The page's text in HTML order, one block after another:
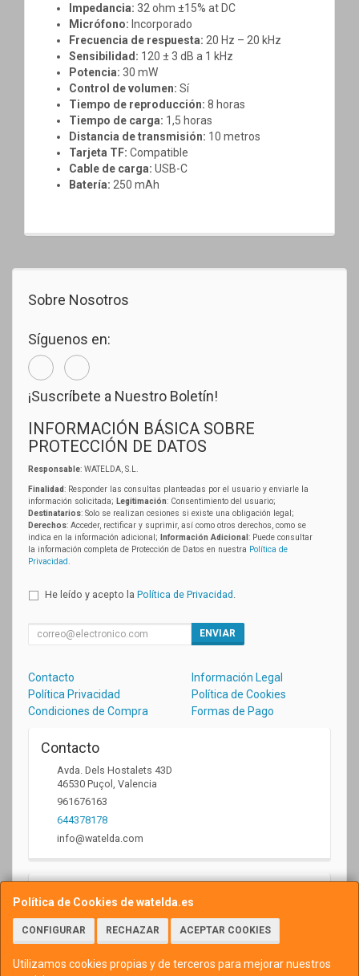
Impedancia: 32 ohm ±15% at DC
Micrófono: Incorporado
Frecuencia de respuesta: 20 Hz – 20 kHz
Sensibilidad: 120 ± 3 dB a 1 kHz
Potencia: 30 mW
Control de volumen: Sí
Tiempo de reproducción: 8 horas
Tiempo de carga: 1,5 horas
Distancia de transmisión: 10 metros
Tarjeta TF: Compatible
Cable de carga: USB-C
Batería: 250 mAh
Política de Cookies de watelda.es
CONFIGURAR RECHAZAR ACEPTAR COOKIES
Utilizamos cookies propias y de terceros para mejorar nuestros
Sobre Nosotros
Síguenos en:
¡Suscríbete a Nuestro Boletín!
INFORMACIÓN BÁSICA SOBRE
PROTECCIÓN DE DATOS
Responsable: WATELDA, S.L.
Finalidad: Responder las consultas planteadas por el usuario y enviarle la
información solicitada; Legitimación: Consentimiento del usuario;
Destinatarios: Solo se realizan cesiones si existe una obligación legal;
Derechos: Acceder, rectificar y suprimir, así como otros derechos, como se
indica en la información adicional;
Información Adicional : Puede consultar
la información completa de Protección de Datos en nuestra Política de
Privacidad
He leído y acepto la Política de Privacidad
ENVIAR
Contacto
Información Legal
Política Privacidad
Política de Cookies
Condiciones de Compra
Formas de Pago
Contacto
Avda. Dels Hostalets 43D
46530 Puçol Valencia
961676163
644378178
info@watelda.com